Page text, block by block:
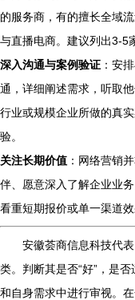
的服务商，有的擅长全域
与直播电商。建议列出3-5
深入沟通与案例验证 ：安
通，详细阐述需求，听取
行业或规模企业所做的真
验。
关注长期价值 ：网络营销
伴、愿意深入了解企业业
看重短期报价或单一渠道效
安徽荟商信息科技代
类。判断其是否“好”，是
和自身需求中进行审视。